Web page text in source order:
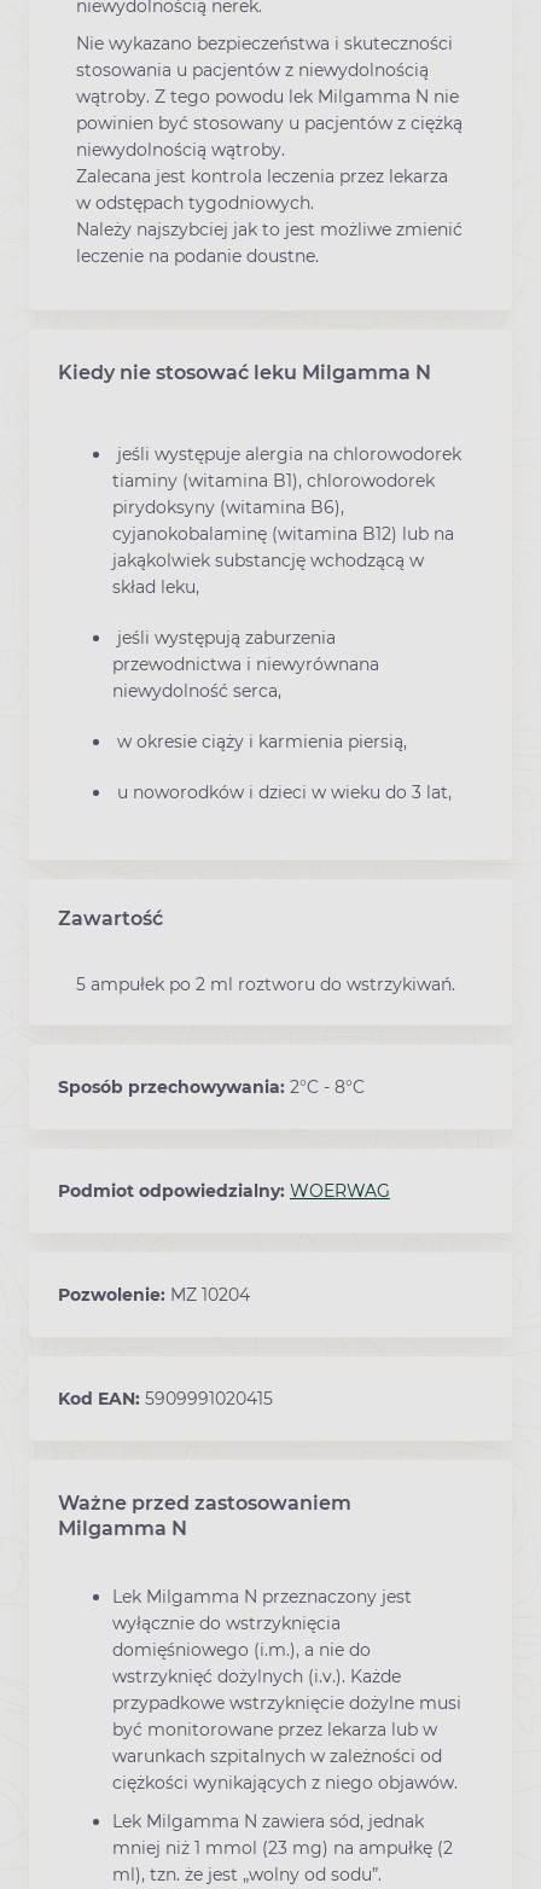
niewydolnością nerek.
Nie wykazano bezpieczeństwa i skuteczności
stosowania u pacjentów z niewydolnością
wątroby. Z tego powodu lek Milgamma N nie
powinien być stosowany u pacjentów z ciężką
niewydolnością wątroby.
Zalecana jest kontrola leczenia przez lekarza
w odstępach tygodniowych.
Należy najszybciej jak to jest możliwe zmienić
leczenie na podanie doustne.
Kiedy nie stosować leku Milgamma N
jeśli występuje alergia na chlorowodorek
tiaminy (witamina B1), chlorowodorek
pirydoksyny (witamina B6),
cyjanokobalaminę (witamina B12) lub na
jakąkolwiek substancję wchodzącą w
skład leku,
jeśli występują zaburzenia
przewodnictwa i niewyrównana
niewydolność serca,
w okresie ciąży i karmienia piersią,
u noworodków i dzieci w wieku do 3 lat,
Zawartość
5 ampułek po 2 ml roztworu do wstrzykiwań.
Sposób przechowywania: 2°C - 8°C
Podmiot odpowiedzialny: WOERWAG
Pozwolenie: MZ 10204
Kod EAN: 5909991020415
Ważne przed zastosowaniem
Ostrzeżenia dotyczące stosowania leku
Milgamma N
Lek Milgamma N przeznaczony jest
wyłącznie do wstrzyknięcia
domięśniowego (i.m.), a nie do
wstrzyknięć dożylnych (i.v.). Każde
przypadkowe wstrzyknięcie dożylne musi
być monitorowane przez lekarza lub w
warunkach szpitalnych w zależności od
ciężkości wynikających z niego objawów.
Lek Milgamma N zawiera sód, jednak
mniej niż 1 mmol (23 mg) na ampułkę (2
ml), tzn. że jest „wolny od sodu”.